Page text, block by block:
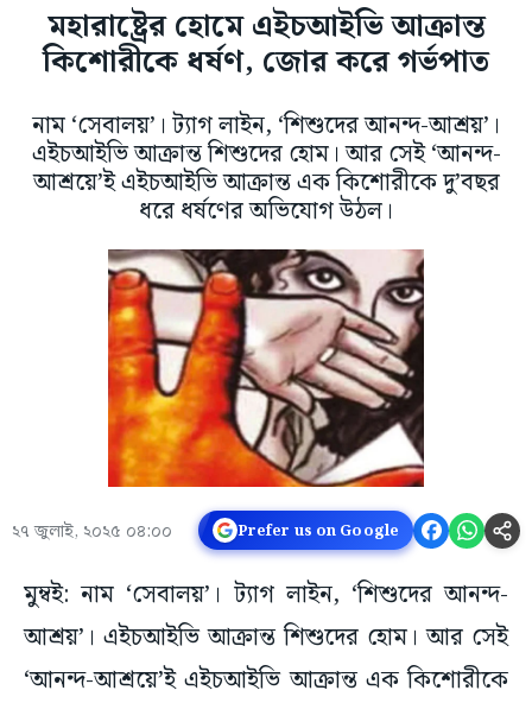
মহারাষ্ট্রের হোমে এইচআইভি আক্রান্ত
কিশোরীকে ধর্ষণ, জোর করে গর্ভপাত
নাম ‘সেবালয়’। ট্যাগ লাইন, ‘শিশুদের আনন্দ-আশ্রয়’।
এইচআইভি আক্রান্ত শিশুদের হোম। আর সেই ‘আনন্দ-
আশ্রয়ে’ই এইচআইভি আক্রান্ত এক কিশোরীকে দু’বছর
ধরে ধর্ষণের অভিযোগ উঠল।
২৭ জুলাই, ২০২৫ ০৪:০০ Prefer us on Google
মুম্বই: নাম ‘সেবালয়’। ট্যাগ লাইন, ‘শিশুদের আনন্দ-
আশ্রয়’। এইচআইভি আক্রান্ত শিশুদের হোম। আর সেই
‘আনন্দ-আশ্রয়ে’ই এইচআইভি আক্রান্ত এক কিশোরীকে